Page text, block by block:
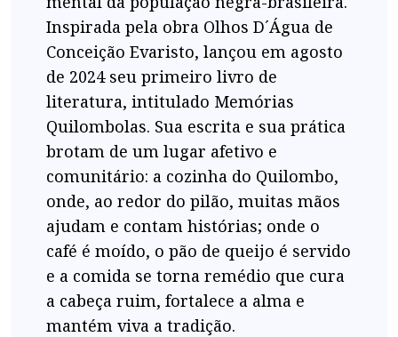
Inspirada pela obra Olhos D´Água de
Conceição Evaristo, lançou em agosto
de 2024 seu primeiro livro de
literatura, intitulado Memórias
Quilombolas. Sua escrita e sua prática
brotam de um lugar afetivo e
comunitário: a cozinha do Quilombo,
onde, ao redor do pilão, muitas mãos
ajudam e contam histórias; onde o
café é moído, o pão de queijo é servido
e a comida se torna remédio que cura
a cabeça ruim, fortalece a alma e
mantém viva a tradição.